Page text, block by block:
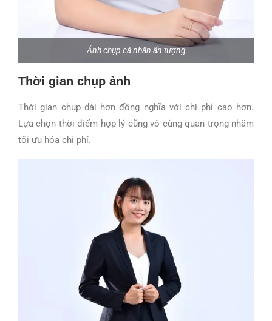
Ảnh chụp cá nhân ấn tượng
Thời gian chụp ảnh
Thời gian chụp dài hơn đồng nghĩa với chi phí cao hơn.
Lựa chọn thời điểm hợp lý cũng vô cùng quan trọng nhằm
tối ưu hóa chi phí.